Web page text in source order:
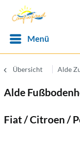
Menü
Übersicht Alde
Alde
Fiat / Citroen /